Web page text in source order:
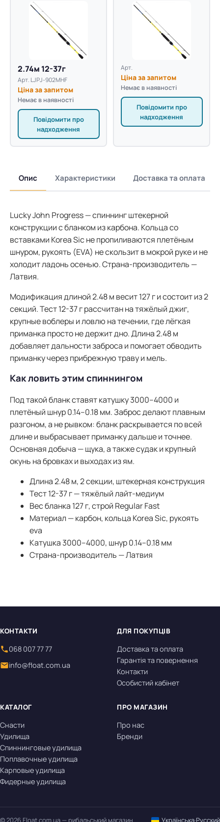
2.74м 12-37г
Арт. LJPJ-902MHF
Ціна за запитом
Немає в наявності
Повідомити про
надходження
Арт.
Ціна за запитом
Немає в наявності
Повідомити про
надходження
Опис Характеристики Доставка та оплата
Lucky John Progress — спиннинг штекерной
конструкции с бланком из карбона. Кольца со
вставками Korea Sic не пропиливаются плетёным
шнуром, рукоять (EVA) не скользит в мокрой руке и не
холодит ладонь осенью. Страна-производитель —
Латвия.
Модификация длиной 2.48 м весит 127 г и состоит из 2
секций. Тест 12-37 г рассчитан на тяжёлый джиг,
крупные воблеры и ловлю на течении, где лёгкая
приманка просто не держит дно. Длина 2.48 м
добавляет дальности заброса и помогает обводить
приманку через прибрежную траву и мель.
Как ловить этим спиннингом
Под такой бланк ставят катушку 3000–4000 и
плетёный шнур 0.14–0.18 мм. Заброс делают плавным
разгоном, а не рывком: бланк раскрывается по всей
длине и выбрасывает приманку дальше и точнее.
Основная добыча — щука, а также судак и крупный
окунь на бровках и выходах из ям.
Длина 2.48 м, 2 секции, штекерная конструкция
Тест 12-37 г — тяжёлый лайт-медиум
Вес бланка 127 г, строй Regular Fast
Материал — карбон, кольца Korea Sic, рукоять
eva
Катушка 3000–4000, шнур 0.14–0.18 мм
Страна-производитель — Латвия
КОНТАКТИ
068 007 77 77
info@float.com.ua
ДЛЯ ПОКУПЦІВ
Доставка та оплата
Гарантія та повернення
Контакти
Особистий кабінет
КАТАЛОГ
Снасти
Удилища
Спиннинговые удилища
Поплавочные удилища
Карповые удилища
Фидерные удилища
ПРО МАГАЗИН
Про нас
Бренди
© 2026 Float.com.ua — рибальський магазин Українська·Русский